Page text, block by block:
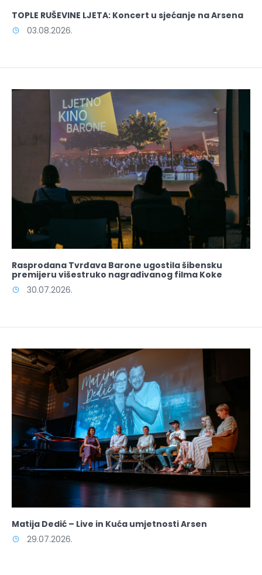
TOPLE RUŠEVINE LJETA: Koncert u sjećanje na Arsena
03.08.2026.
Rasprodana Tvrđava Barone ugostila šibensku
premijeru višestruko nagrađivanog filma Koke
30.07.2026.
Matija Dedić – Live in Kuća umjetnosti Arsen
29.07.2026.